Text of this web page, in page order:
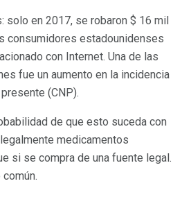
solo en 2017, se robaron $ 16 mil
consumidores estadounidenses
con Internet. Una de las
fue un aumento en la incidencia
(CNP).
de que esto suceda con
medicamentos
si se compra de una fuente legal.